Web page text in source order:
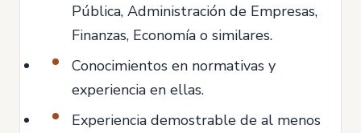
Pública, Administración de Empresas,
Finanzas, Economía o similares.
Conocimientos en normativas y
experiencia en ellas.
Experiencia demostrable de al menos